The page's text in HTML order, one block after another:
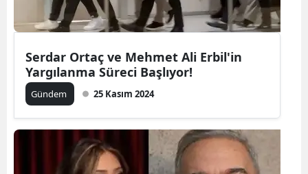
Serdar Ortaç ve Mehmet Ali Erbil'in
Yargılanma Süreci Başlıyor!
Gündem 25 Kasım 2024